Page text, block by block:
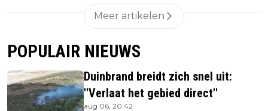
Meer artikelen
POPULAIR NIEUWS
Duinbrand breidt zich snel uit:
''Verlaat het gebied direct''
aug 06, 20:42